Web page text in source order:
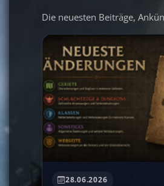
Die neuesten Beiträge,
28.06.2026